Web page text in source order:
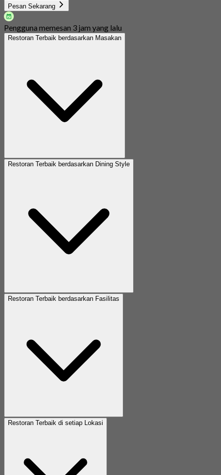
Pesan Sekarang
Pengguna memesan 3 jam yang lalu
Restoran Terbaik berdasarkan Masakan
Restoran Terbaik berdasarkan Dining Style
Restoran Terbaik berdasarkan Fasilitas
Restoran Terbaik di setiap Lokasi